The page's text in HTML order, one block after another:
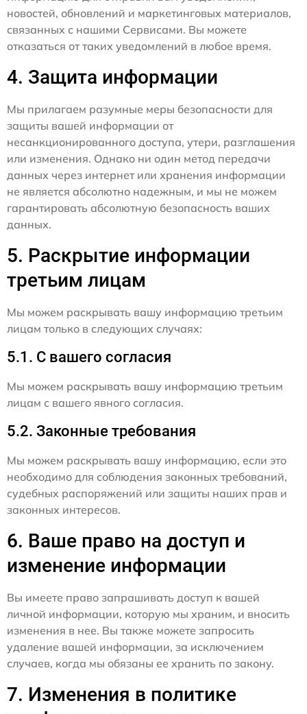
новостей, обновлений и маркетинговых материалов,
связанных с нашими Сервисами. Вы можете
отказаться от таких уведомлений в любое время.
4. Защита информации
Мы прилагаем разумные меры безопасности для
защиты вашей информации от
несанкционированного доступа, утери, разглашения
или изменения. Однако ни один метод передачи
данных через интернет или хранения информации
не является абсолютно надежным, и мы не можем
гарантировать абсолютную безопасность ваших
данных.
5. Раскрытие информации
третьим лицам
Мы можем раскрывать вашу информацию третьим
лицам только в следующих случаях:
5.1. С вашего согласия
Мы можем раскрывать вашу информацию третьим
лицам с вашего явного согласия.
5.2. Законные требования
Мы можем раскрывать вашу информацию, если это
необходимо для соблюдения законных требований,
судебных распоряжений или защиты наших прав и
законных интересов.
6. Ваше право на доступ и
изменение информации
Вы имеете право запрашивать доступ к вашей
личной информации, которую мы храним, и вносить
изменения в нее. Вы также можете запросить
удаление вашей информации, за исключением
случаев, когда мы обязаны ее хранить по закону.
7. Изменения в политике